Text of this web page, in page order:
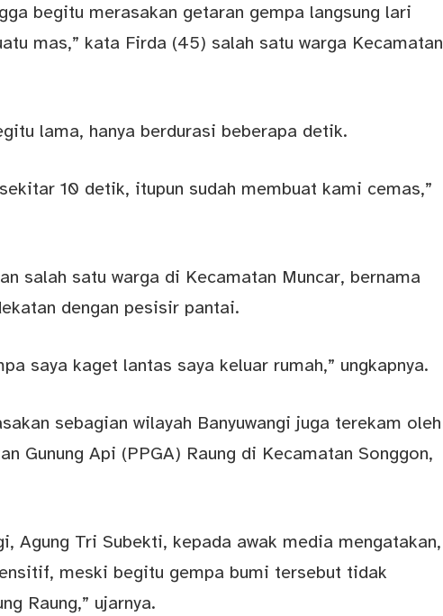
begitu merasakan getaran gempa langsung lari
mas,” kata Firda (45) salah satu warga Kecamatan
lama, hanya berdurasi beberapa detik.
10 detik, itupun sudah membuat kami cemas,”
salah satu warga di Kecamatan Muncar, bernama
dengan pesisir pantai.
saya kaget lantas saya keluar rumah,” ungkapnya.
sebagian wilayah Banyuwangi juga terekam oleh
Gunung Api (PPGA) Raung di Kecamatan Songgon,
Agung Tri Subekti, kepada awak media mengatakan,
meski begitu gempa bumi tersebut tidak
Raung,” ujarnya.